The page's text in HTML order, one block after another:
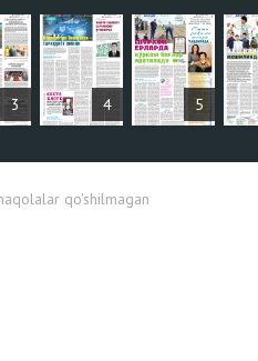
3 4 5
qo'shilmagan